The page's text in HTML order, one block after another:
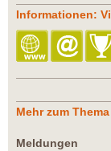
Informationen:
Mehr zum Thema
Meldungen